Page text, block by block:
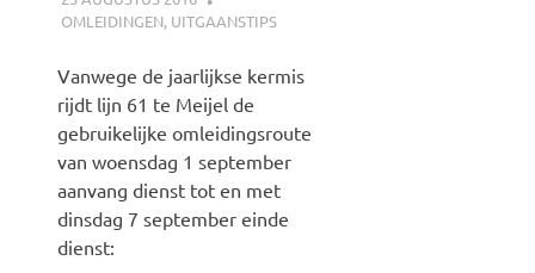
OMLEIDINGEN, UITGAANSTIPS
Vanwege de jaarlijkse kermis
rijdt lijn 61 te Meijel de
gebruikelijke omleidingsroute
van woensdag 1 september
aanvang dienst tot en met
dinsdag 7 september einde
dienst: